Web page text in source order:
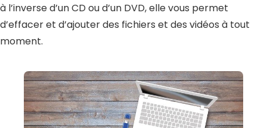
à l’inverse d’un CD ou d’un DVD, elle vous permet
d’effacer et d’ajouter des fichiers et des vidéos à tout
moment.